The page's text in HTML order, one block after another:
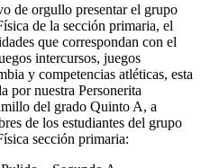
de orgullo presentar el grupo
de la sección primaria, el
que correspondan con el
intercursos, juegos
y competencias atléticas, esta
por nuestra Personerita
del grado Quinto A, a
de los estudiantes del grupo
sección primaria: